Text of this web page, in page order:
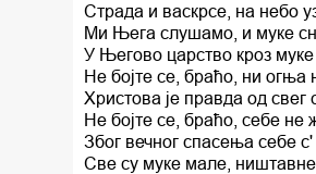
Страда и васкрсе, на небо
Ми Њега слушамо, и муке
У Његово царство кроз
He бојте се, браћо, ни огња
Христова је правда од свег
He бојте се, браћо, себе не
Због вечног спасења себе с'
Све су муке мале, ништавне